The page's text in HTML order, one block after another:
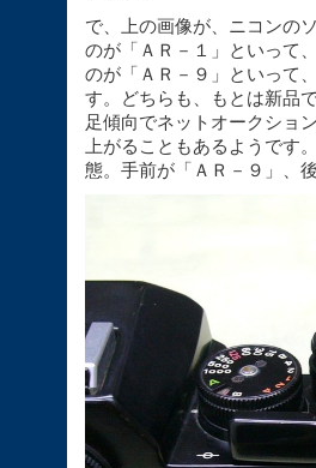
で、上の画像が、ニコンの
のが「ＡＲ－１」といって
のが「ＡＲ－９」といって
す。どちらも、もとは新品
足傾向でネットオークショ
上がることもあるようです
態。手前が「ＡＲ－９」、